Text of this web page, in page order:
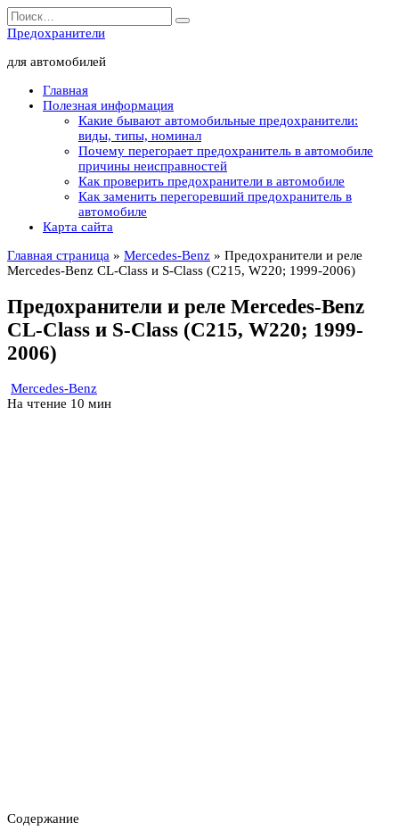
Перейти
к
содержанию
Search
for:
Предохранители
для автомобилей
Главная
Полезная информация
Какие бывают автомобильные предохранители:
виды, типы, номинал
Почему перегорает предохранитель в автомобиле
причины неисправностей
Как проверить предохранители в автомобиле
Как заменить перегоревший предохранитель в
автомобиле
Карта сайта
Главная страница » Mercedes-Benz » Предохранители и реле
Mercedes-Benz CL-Class и S-Class (C215, W220; 1999-2006)
Предохранители и реле Mercedes-Benz
CL-Class и S-Class (C215, W220; 1999-
2006)
Mercedes-Benz
На чтение 10 мин
Содержание